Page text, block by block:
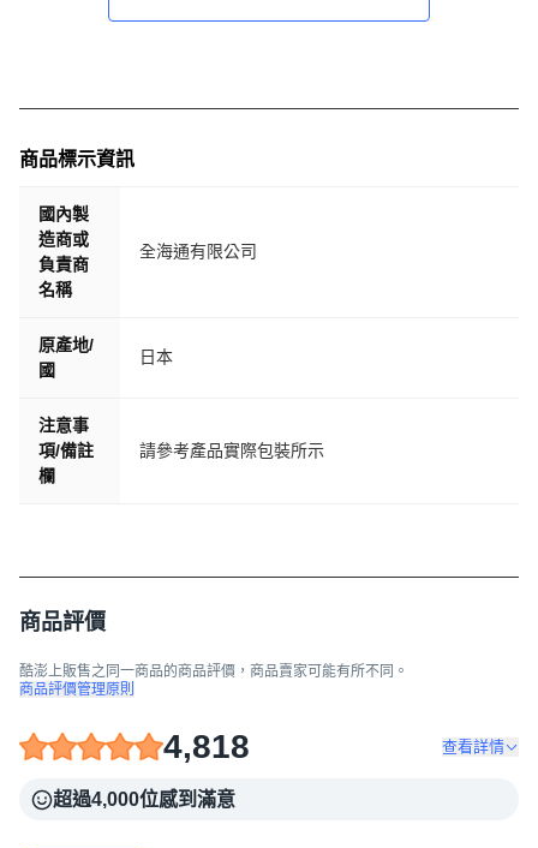
商品標示資訊
國內製
造商或
負責商
名稱
全海通有限公司
原產地/
國
日本
注意事
項/備註
欄
請參考產品實際包裝所示
商品評價
酷澎上販售之同一商品的商品評價，商品賣家可能有所不同。
商品評價管理原則
4,818 查看詳情
超過4,000位感到滿意